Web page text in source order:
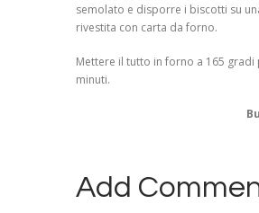
semolato e disporre i biscotti su
rivestita con carta da forno.
Mettere il tutto in forno a 165 gradi
minuti.
Add